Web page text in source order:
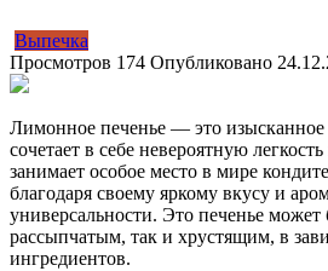
Выпечка
Просмотров 174 Опубликовано
Лимонное печенье — это изысканное
сочетает в себе невероятную
занимает особое место в мире
благодаря своему яркому вкусу и
универсальности. Это печенье
рассыпчатым, так и хрустящим, в
ингредиентов.